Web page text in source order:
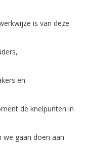
is van deze
,
en
de knelpunten in
we gaan doen aan